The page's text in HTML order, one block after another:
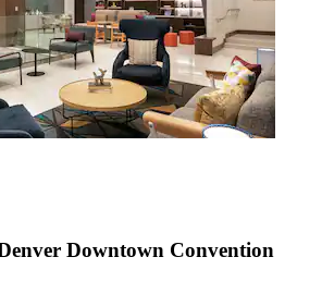
Downtown Convention